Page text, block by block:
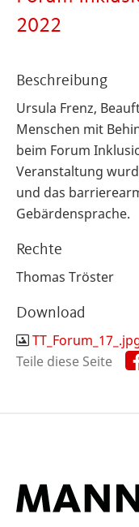
2022
Beschreibung
Ursula Frenz,
Menschen mit
beim Forum
Veranstaltung
und das
Gebärdensprache.
Rechte
Thomas Tröster
Download
Teile diese Seite